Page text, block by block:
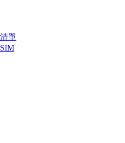
單